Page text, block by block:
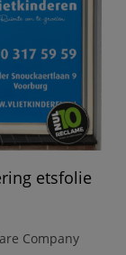
etsfolie
Company